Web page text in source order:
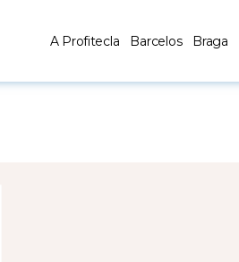
A Profitecla Barcelos Braga